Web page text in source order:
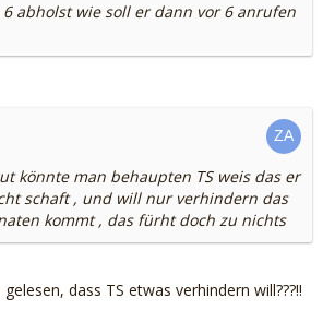
abholst wie soll er dann vor 6 anrufen
könnte man behaupten TS weis das er
schaft , und will nur verhindern das
kommt , das fürht doch zu nichts
dass TS etwas verhindern will???!!